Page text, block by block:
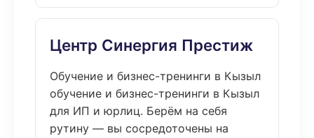
Центр Синергия Престиж
Обучение и бизнес-тренинги в Кызыл
обучение и бизнес-тренинги в Кызыл
для ИП и юрлиц. Берём на себя
рутину — вы сосредоточены на